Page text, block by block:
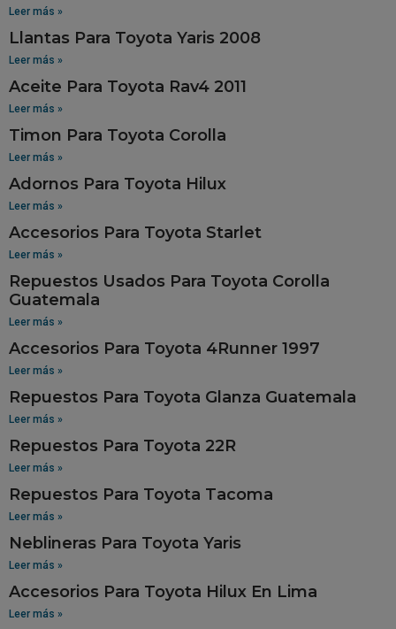
Leer más »
Llantas Para Toyota Yaris 2008
Leer más »
Aceite Para Toyota Rav4 2011
Leer más »
Timon Para Toyota Corolla
Leer más »
Adornos Para Toyota Hilux
Leer más »
Accesorios Para Toyota Starlet
Leer más »
Repuestos Usados Para Toyota Corolla
Guatemala
Leer más »
Accesorios Para Toyota 4Runner 1997
Leer más »
Repuestos Para Toyota Glanza Guatemala
Leer más »
Repuestos Para Toyota 22R
Leer más »
Repuestos Para Toyota Tacoma
Leer más »
Neblineras Para Toyota Yaris
Leer más »
Accesorios Para Toyota Hilux En Lima
Leer más »